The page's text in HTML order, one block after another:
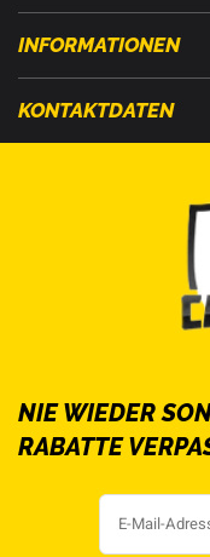
INFORMATIONEN
KONTAKTDATEN
NIE WIEDER
RABATTE